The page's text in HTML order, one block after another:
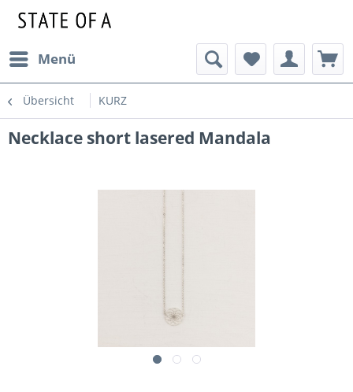
Menü
Übersicht KURZ
Necklace short lasered Mandala